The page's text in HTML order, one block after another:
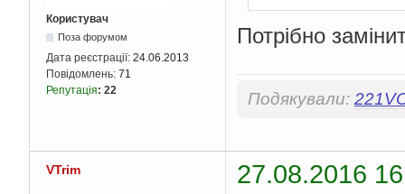
Користувач
Поза форумом
Дата реєстрації: 24.06.2013
Повідомлень: 71
Репутація: 22
Потрібно
Подякували:
VTrim 27.08.2016